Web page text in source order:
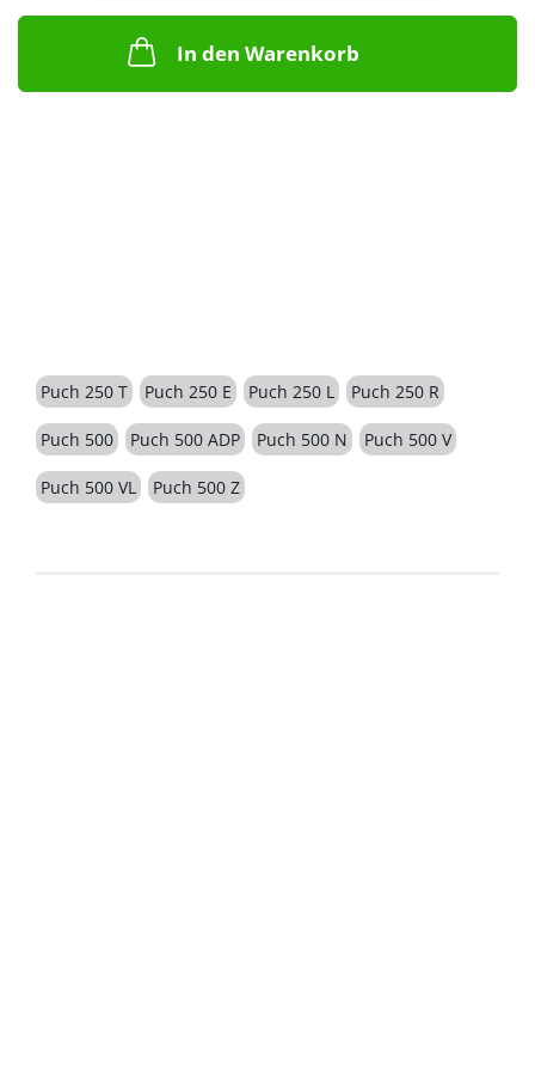
In den Warenkorb
Puch 250 T Puch 250 E Puch 250 L Puch 250 R
Puch 500 Puch 500 ADP Puch 500 N Puch 500 V
Puch 500 VL Puch 500 Z